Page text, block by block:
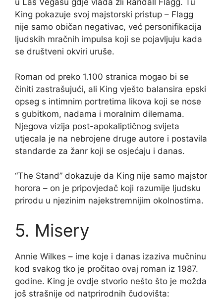
u Las Vegasu gdje vlada zli Randall Flagg. Tu
King pokazuje svoj majstorski pristup – Flagg
nije samo običan negativac, već personifikacija
ljudskih mračnih impulsa koji se pojavljuju kada
se društveni okviri uruše.
Roman od preko 1.100 stranica mogao bi se
činiti zastrašujući, ali King vješto balansira epski
opseg s intimnim portretima likova koji se nose
s gubitkom, nadama i moralnim dilemama.
Njegova vizija post-apokaliptičnog svijeta
utjecala je na nebrojene druge autore i postavila
standarde za žanr koji se osjećaju i danas.
“The Stand” dokazuje da King nije samo majstor
horora – on je pripovjedač koji razumije ljudsku
prirodu u njezinim najekstremnijim okolnostima.
5. Misery
Annie Wilkes – ime koje i danas izaziva mučninu
kod svakog tko je pročitao ovaj roman iz 1987.
godine. King je ovdje stvorio nešto što je možda
još strašnije od natprirodnih čudovišta: